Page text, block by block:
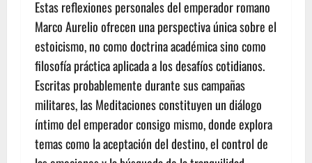
Estas reflexiones personales del emperador romano
Marco Aurelio ofrecen una perspectiva única sobre el
estoicismo, no como doctrina académica sino como
filosofía práctica aplicada a los desafíos cotidianos.
Escritas probablemente durante sus campañas
militares, las Meditaciones constituyen un diálogo
íntimo del emperador consigo mismo, donde explora
temas como la aceptación del destino, el control de